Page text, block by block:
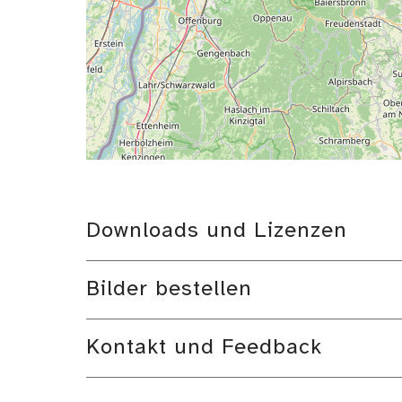
Downloads und Lizenzen
Bilder bestellen
Kontakt und Feedback